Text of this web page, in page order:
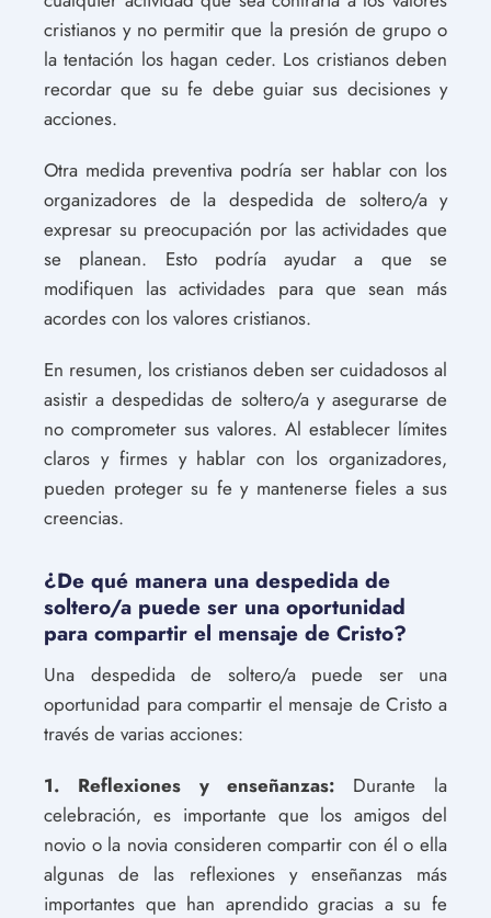
cristianos y no permitir que la presión de grupo o
la tentación los hagan ceder. Los cristianos deben
recordar que su fe debe guiar sus decisiones y
acciones.
Otra medida preventiva podría ser hablar con los
organizadores de la despedida de soltero/a y
expresar su preocupación por las actividades que
se planean. Esto podría ayudar a que se
modifiquen las actividades para que sean más
acordes con los valores cristianos.
En resumen, los cristianos deben ser cuidadosos al
asistir a despedidas de soltero/a y asegurarse de
no comprometer sus valores. Al establecer límites
claros y firmes y hablar con los organizadores,
pueden proteger su fe y mantenerse fieles a sus
creencias.
¿De qué manera una despedida de
soltero/a puede ser una oportunidad
para compartir el mensaje de Cristo?
Una despedida de soltero/a puede ser una
oportunidad para compartir el mensaje de Cristo a
través de varias acciones:
1. Reflexiones y enseñanzas: Durante la
celebración, es importante que los amigos del
novio o la novia consideren compartir con él o ella
algunas de las reflexiones y enseñanzas más
importantes que han aprendido gracias a su fe